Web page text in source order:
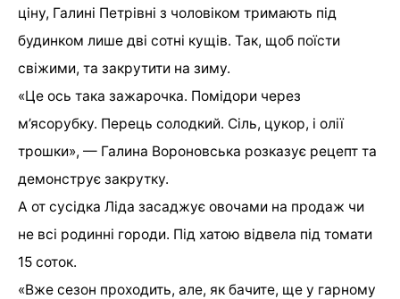
ціну, Галині Петрівні з чоловіком тримають під
будинком лише дві сотні кущів. Так, щоб поїсти
свіжими, та закрутити на зиму.
«Це ось така зажарочка. Помідори через
м’ясорубку. Перець солодкий. Сіль, цукор, і олії
трошки», — Галина Вороновська розказує рецепт та
демонструє закрутку.
А от сусідка Ліда засаджує овочами на продаж чи
не всі родинні городи. Під хатою відвела під томати
15 соток.
«Вже сезон проходить, але, як бачите, ще у гарному